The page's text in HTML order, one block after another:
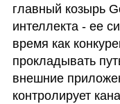
главный козырь
интеллекта - ее
время как
прокладывать
внешние
контролирует